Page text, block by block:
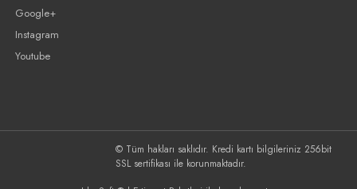
Google+
Instagram
Youtube
© Tüm hakları saklıdır. Kredi kartı bilgileriniz 256bit
SSL sertifikası ile korunmaktadır.